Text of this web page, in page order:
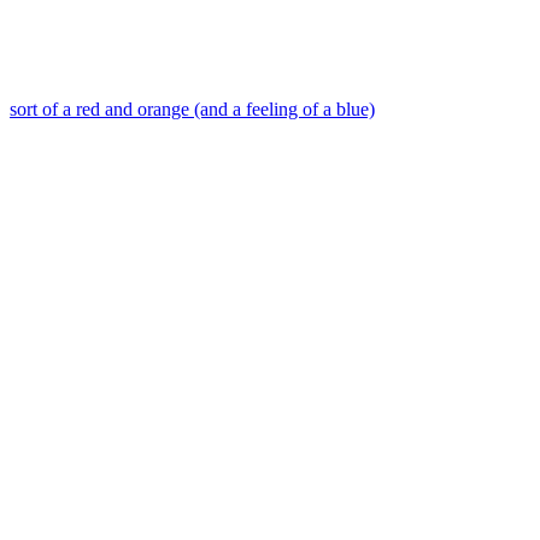
sort of a red and orange (and a feeling of a blue)